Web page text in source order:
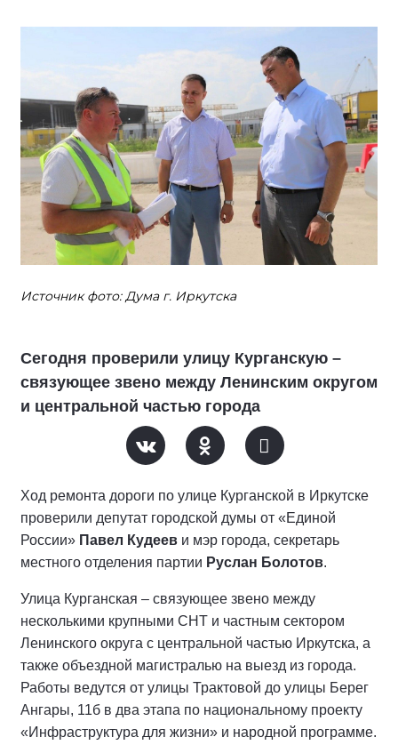
Источник фото: Дума г. Иркутска
Сегодня проверили улицу Курганскую –
связующее звено между Ленинским округом
и центральной частью города
Ход ремонта дороги по улице Курганской в Иркутске
проверили депутат городской думы от «Единой
России» Павел Кудеев и мэр города, секретарь
местного отделения партии Руслан Болотов.
Улица Курганская – связующее звено между
несколькими крупными СНТ и частным сектором
Ленинского округа с центральной частью Иркутска, а
также объездной магистралью на выезд из города.
Работы ведутся от улицы Трактовой до улицы Берег
Ангары, 11б в два этапа по национальному проекту
«Инфраструктура для жизни» и народной программе.